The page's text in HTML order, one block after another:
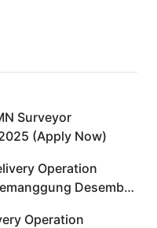
Surveyor
(Apply Now)
Operation
Desember
Operation